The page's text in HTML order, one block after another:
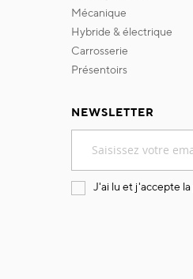
mécanique
hybride & électrique
carrosserie
présentoirs
NEWSLETTER
notre
lettreJ'ai lu et j'accepte la